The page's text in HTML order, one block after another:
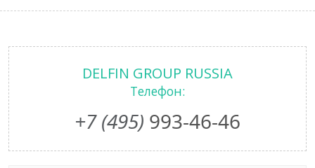
DELFIN GROUP RUSSIA
Телефон:
+7 (495) 993-46-46